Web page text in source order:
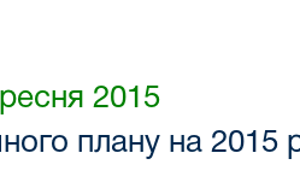
2015
плану на 2015